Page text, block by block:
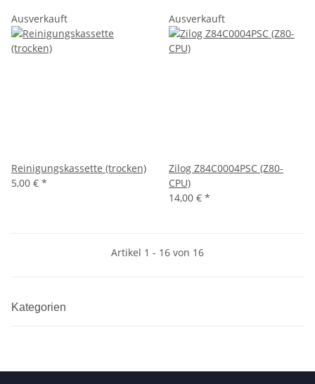
Ausverkauft
Reinigungskassette (trocken)
5,00 € *
Ausverkauft
Zilog Z84C0004PSC (Z80-
CPU)
14,00 € *
Artikel 1 - 16 von 16
Kategorien